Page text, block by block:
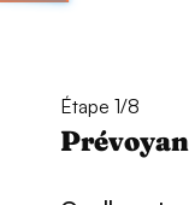
Étape 1/8